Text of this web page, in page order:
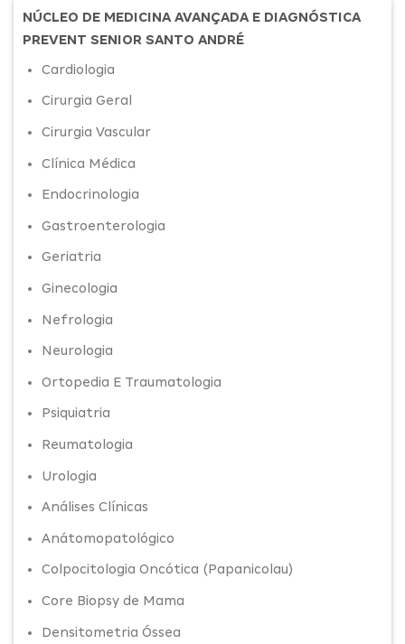
NÚCLEO DE MEDICINA AVANÇADA E DIAGNÓSTICA
PREVENT SENIOR SANTO ANDRÉ
Cardiologia
Cirurgia Geral
Cirurgia Vascular
Clínica Médica
Endocrinologia
Gastroenterologia
Geriatria
Ginecologia
Nefrologia
Neurologia
Ortopedia E Traumatologia
Psiquiatria
Reumatologia
Urologia
Análises Clínicas
Anátomopatológico
Colpocitologia Oncótica (Papanicolau)
Core Biopsy de Mama
Densitometria Óssea